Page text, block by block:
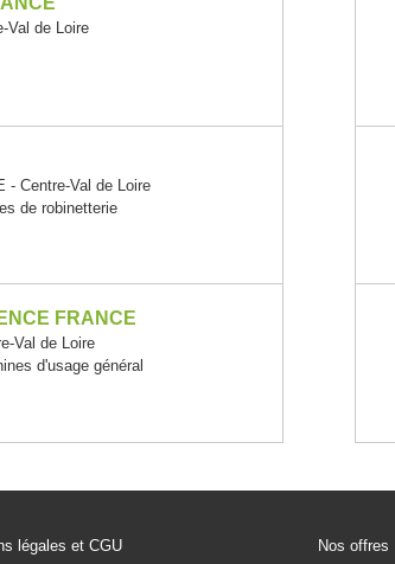
Val de Loire
- Centre-Val de Loire
de robinetterie
FRANCE
Val de Loire
d'usage général
légales et CGU Nos offres